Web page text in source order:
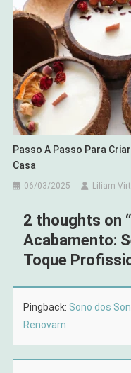
Passo A Passo Para
Casa
06/03/2025 Liliam
2 thoughts on “
Acabamento:
Toque
Pingback: Sono dos
Renovam